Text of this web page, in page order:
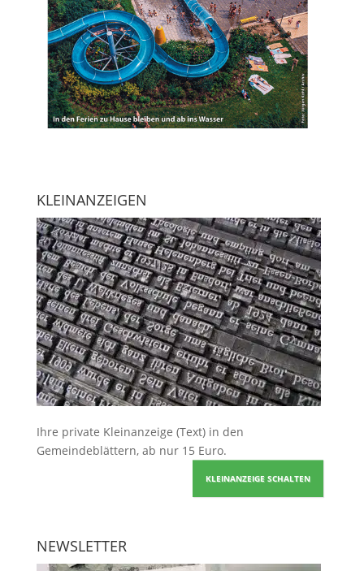
KLEINANZEIGEN
Ihre private Kleinanzeige (Text) in den
Gemeindeblättern, ab nur 15 Euro.
KLEINANZEIGE SCHALTEN
NEWSLETTER